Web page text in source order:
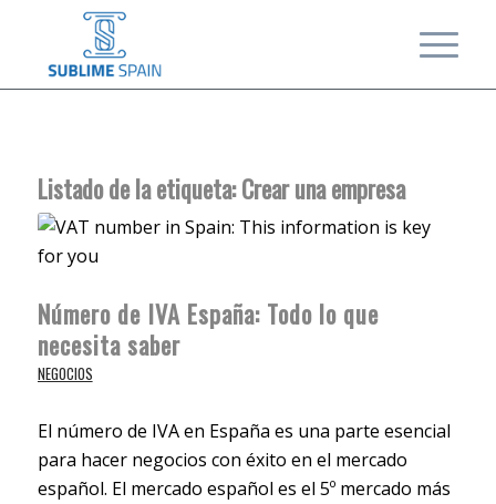
Listado de la etiqueta:Crear una empresa
Número de IVA España: Todo lo que
necesita saber
NEGOCIOS
El número de IVA en España es una parte esencial
para hacer negocios con éxito en el mercado
español. El mercado español es el 5º mercado más